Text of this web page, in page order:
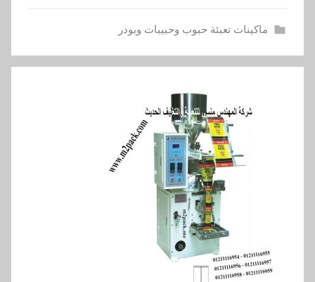
ماكينات تعبئة حبوب وحبيبات وبودر